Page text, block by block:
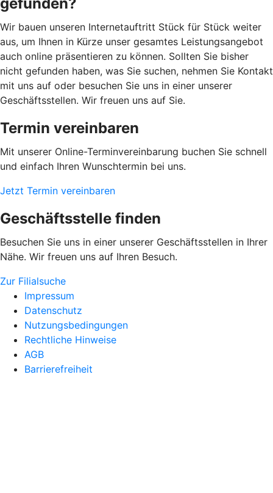
Wir bauen unseren Internetauftritt Stück für Stück weiter
aus, um Ihnen in Kürze unser gesamtes Leistungsangebot
auch online präsentieren zu können. Sollten Sie bisher
nicht gefunden haben, was Sie suchen, nehmen Sie Kontakt
mit uns auf oder besuchen Sie uns in einer unserer
Geschäftsstellen. Wir freuen uns auf Sie.
Termin vereinbaren
Mit unserer Online-Terminvereinbarung buchen Sie schnell
und einfach Ihren Wunschtermin bei uns.
Jetzt Termin vereinbaren
Geschäftsstelle finden
Besuchen Sie uns in einer unserer Geschäftsstellen in Ihrer
Nähe. Wir freuen uns auf Ihren Besuch.
Zur Filialsuche
Impressum
Datenschutz
Nutzungsbedingungen
Rechtliche Hinweise
AGB
Barrierefreiheit